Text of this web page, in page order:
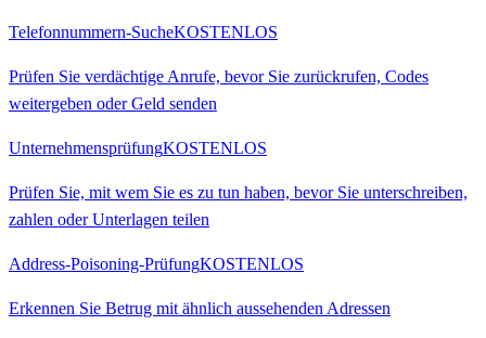
Telefonnummern-SucheKOSTENLOS
Prüfen Sie verdächtige Anrufe, bevor Sie zurückrufen, Codes
weitergeben oder Geld senden
UnternehmensprüfungKOSTENLOS
Prüfen Sie, mit wem Sie es zu tun haben, bevor Sie unterschreiben,
zahlen oder Unterlagen teilen
Address-Poisoning-PrüfungKOSTENLOS
Erkennen Sie Betrug mit ähnlich aussehenden Adressen